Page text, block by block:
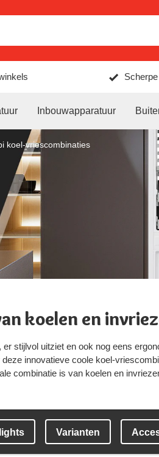
Inbouwapparatuur
koel-vriescombinaties
koelen en
stijlvol uitziet en ook nog eens
innovatieve coole koel-
combinatie is van koelen en
Varianten